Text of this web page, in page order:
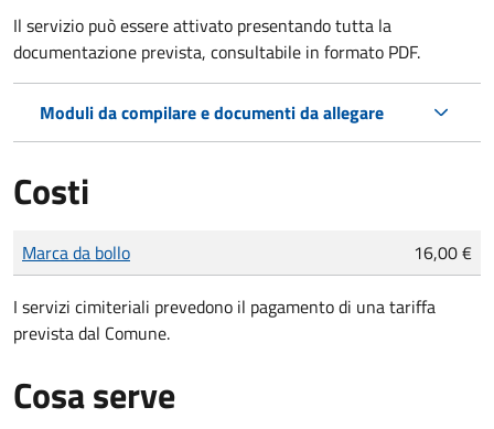
Il servizio può essere attivato presentando tutta la
documentazione prevista, consultabile in formato PDF.
Moduli da compilare e documenti da allegare
Costi
Tipo di pagamento
Importo
Marca da bollo 16,00 €
I servizi cimiteriali prevedono il pagamento di una tariffa
prevista dal Comune.
Cosa serve